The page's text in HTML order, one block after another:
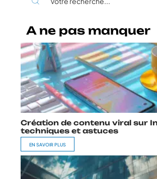
A ne pas manquer
Création de contenu viral sur
techniques et astuces
EN SAVOIR PLUS